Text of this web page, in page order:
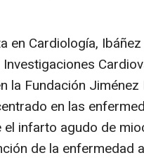
en Cardiología,
la Fundación Jiménez
en las
infarto agudo de
de la enfermedad